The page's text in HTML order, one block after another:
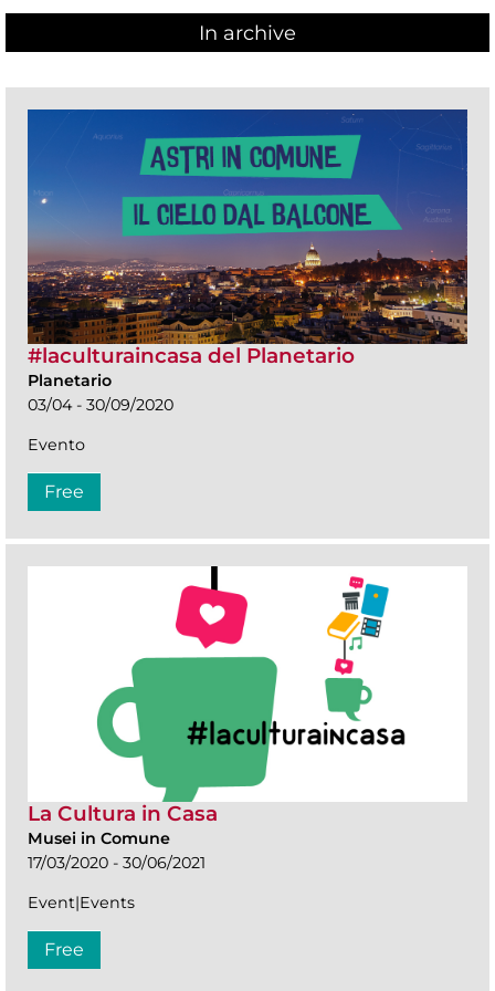
In archive
#laculturaincasa del Planetario
Planetario
03/04 - 30/09/2020
Evento
Free
La Cultura in Casa
Musei in Comune
17/03/2020 - 30/06/2021
Event|Events
Free